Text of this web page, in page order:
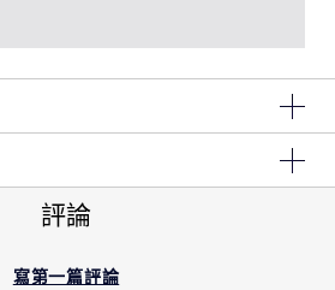
效果，讓毛孔瞬間「隱形」。
乳，一抹瞬間柔焦毛孔，創造細緻
Methylpropanediol,
2, Caprylyl Glycol, Glyceryl
評論
寫第一篇評論